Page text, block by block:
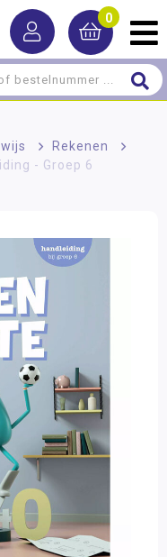
0
> Rekenen
>
- Groep 6